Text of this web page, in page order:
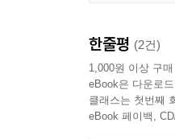
마찬가지로 학
넘치며 실용적
한다.
- 앨런 제이콥
한줄평 (2건)
1,000원 이상 구
eBook은 다운로
클래스는 첫번째
eBook 페이백,